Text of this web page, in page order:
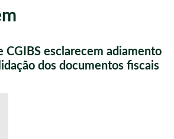
CGIBS esclarecem adiamento
dos documentos fiscais